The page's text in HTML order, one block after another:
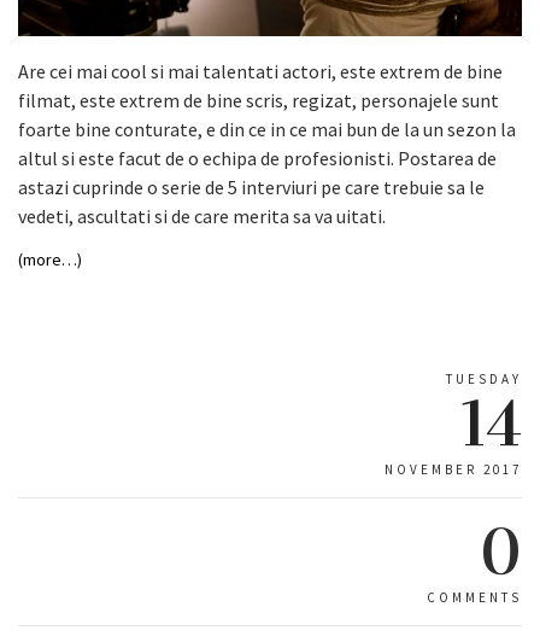
Are cei mai cool si mai talentati actori, este extrem de bine
filmat, este extrem de bine scris, regizat, personajele sunt
foarte bine conturate, e din ce in ce mai bun de la un sezon la
altul si este facut de o echipa de profesionisti. Postarea de
astazi cuprinde o serie de 5 interviuri pe care trebuie sa le
vedeti, ascultati si de care merita sa va uitati.
(more…)
TUESDAY
14
NOVEMBER 2017
0
COMMENTS